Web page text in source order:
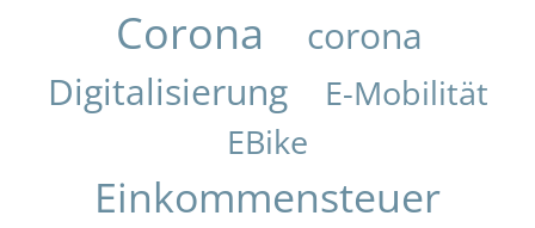
Corona
corona
Digitalisierung
E-Mobilität
EBike
Einkommensteuer